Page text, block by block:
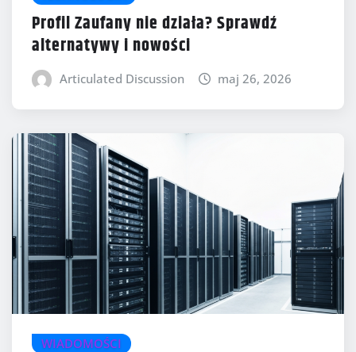
Profil Zaufany nie działa? Sprawdź
alternatywy i nowości
Articulated Discussion maj 26, 2026
WIADOMOŚCI